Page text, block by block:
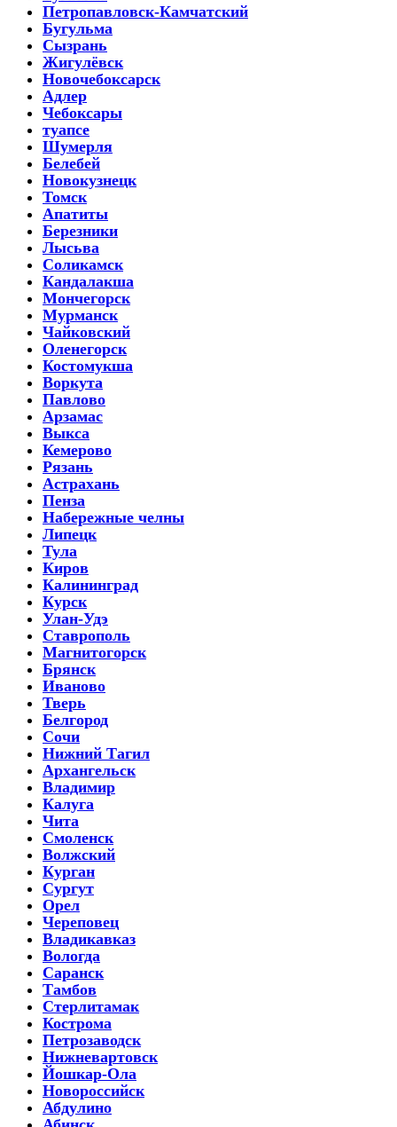
Петропавловск-Камчатский
Бугульма
Сызрань
Жигулёвск
Новочебоксарск
Адлер
Чебоксары
туапсе
Шумерля
Белебей
Новокузнецк
Томск
Апатиты
Березники
Лысьва
Соликамск
Кандалакша
Мончегорск
Мурманск
Чайковский
Оленегорск
Костомукша
Воркута
Павлово
Арзамас
Выкса
Кемерово
Рязань
Астрахань
Пенза
Набережные челны
Липецк
Тула
Киров
Калининград
Курск
Улан-Удэ
Ставрополь
Магнитогорск
Брянск
Иваново
Тверь
Белгород
Сочи
Нижний Тагил
Архангельск
Владимир
Калуга
Чита
Смоленск
Волжский
Курган
Сургут
Орел
Череповец
Владикавказ
Вологда
Саранск
Тамбов
Стерлитамак
Кострома
Петрозаводск
Нижневартовск
Йошкар-Ола
Новороссийск
Абдулино